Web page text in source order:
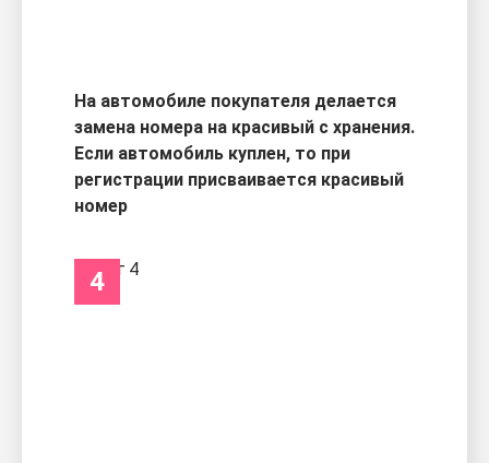
На автомобиле покупателя делается
замена номера на красивый с хранения.
Если автомобиль куплен, то при
регистрации присваивается красивый
номер
4